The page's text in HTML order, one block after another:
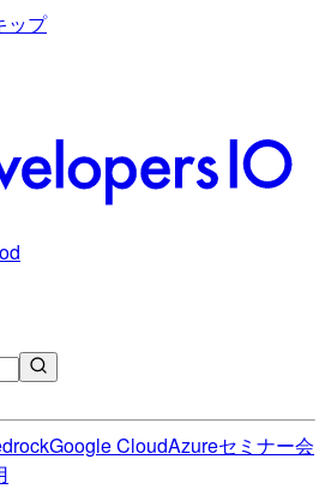
ップ
Google CloudAzureセミナー会